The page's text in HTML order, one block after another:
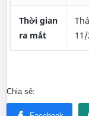
Thời gian
ra mắt